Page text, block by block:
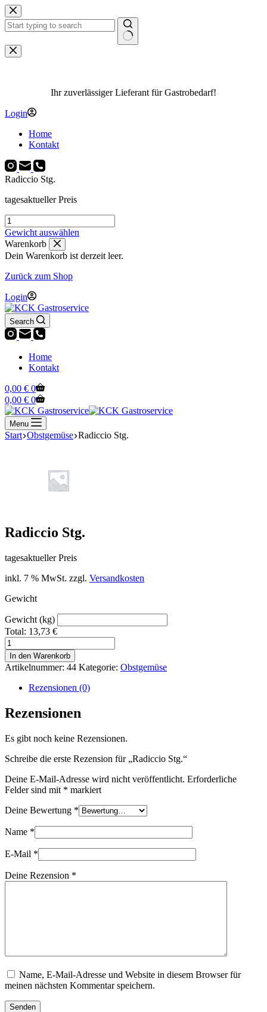
Zum
Inhalt
springen
Keine
Ergebnisse
Ihr zuverlässiger Lieferant für Gastrobedarf!
Login
Home
Kontakt
Radiccio Stg.
tagesaktueller Preis
Radiccio
Stg.
Menge
Gewicht auswählen
Warenkorb
Dein Warenkorb ist derzeit leer.
Zurück zum Shop
Login
Search
Home
Kontakt
Warenkorb
0,00 € 0
Warenkorb
0,00 € 0
Menu
Start Obstgemüse Radiccio Stg.
Radiccio Stg.
tagesaktueller Preis
inkl. 7 % MwSt. zzgl. Versandkosten
Gewicht
Gewicht (kg)
Total: 13,73 €
Radiccio
Stg.
Menge
In den Warenkorb
Artikelnummer: 44 Kategorie: Obstgemüse
Rezensionen (0)
Rezensionen
Es gibt noch keine Rezensionen.
Schreibe die erste Rezension für „Radiccio Stg.“
Deine E-Mail-Adresse wird nicht veröffentlicht. Erforderliche
Felder sind mit * markiert
Deine Bewertung *
Name *
E-Mail *
Deine Rezension *
Name, E-Mail-Adresse und Website in diesem Browser für
meinen nächsten Kommentar speichern.
Senden